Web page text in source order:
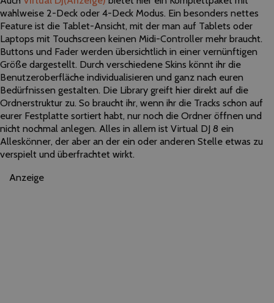
wahlweise 2-Deck oder 4-Deck Modus. Ein besonders nettes
Feature ist die Tablet-Ansicht, mit der man auf Tablets oder
Laptops mit Touchscreen keinen Midi-Controller mehr braucht.
Buttons und Fader werden übersichtlich in einer vernünftigen
Größe dargestellt. Durch verschiedene Skins könnt ihr die
Benutzeroberfläche individualisieren und ganz nach euren
Bedürfnissen gestalten. Die Library greift hier direkt auf die
Ordnerstruktur zu. So braucht ihr, wenn ihr die Tracks schon auf
eurer Festplatte sortiert habt, nur noch die Ordner öffnen und
nicht nochmal anlegen. Alles in allem ist Virtual DJ 8 ein
Alleskönner, der aber an der ein oder anderen Stelle etwas zu
verspielt und überfrachtet wirkt.
Anzeige